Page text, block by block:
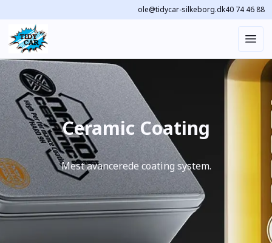
ole@tidycar-silkeborg.dk40 74 46 88
Ceramic Coating
Mest avancerede coating system.